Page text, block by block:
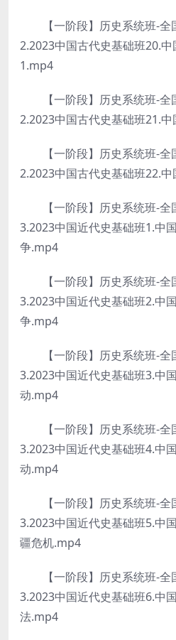
【一阶段】历史系统班-全
2.2023中国古代史基础班20.
1.mp4
【一阶段】历史系统班-全
2.2023中国古代史基础班21.
【一阶段】历史系统班-全
2.2023中国古代史基础班22.
【一阶段】历史系统班-全
3.2023中国近代史基础班1.中
争.mp4
【一阶段】历史系统班-全
3.2023中国近代史基础班2.中
争.mp4
【一阶段】历史系统班-全
3.2023中国近代史基础班3.中
动.mp4
【一阶段】历史系统班-全
3.2023中国近代史基础班4.中
动.mp4
【一阶段】历史系统班-全
3.2023中国近代史基础班5.中
疆危机.mp4
【一阶段】历史系统班-全
3.2023中国近代史基础班6.中
法.mp4